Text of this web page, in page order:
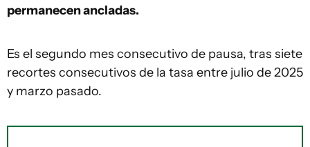
permanecen ancladas.
Es el segundo mes consecutivo de pausa, tras siete
recortes consecutivos de la tasa entre julio de 2025
y marzo pasado.